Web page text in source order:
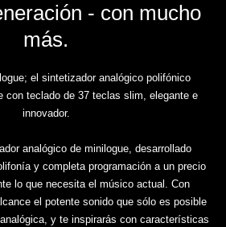
- con mucho
más.
el sintetizador analógico polifónico
con teclado de 37 teclas slim, elegante e
innovador.
analógico de minilogue, desarrollado
y completa programación a un precio
lo que necesita el músico actual. Con
el potente sonido que sólo es posible
y te inspirarás con características